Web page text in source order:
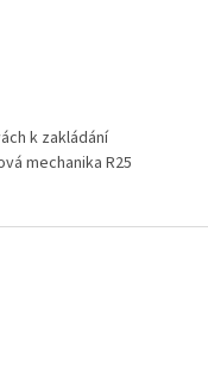
k zakládání
mechanika R25